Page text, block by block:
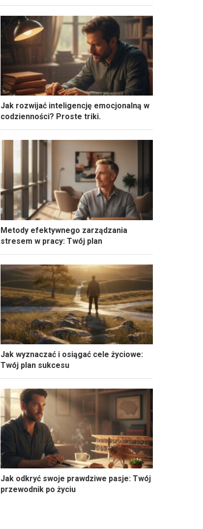
Jak rozwijać inteligencję emocjonalną w
codzienności? Proste triki.
Metody efektywnego zarządzania
stresem w pracy: Twój plan
Jak wyznaczać i osiągać cele życiowe:
Twój plan sukcesu
Jak odkryć swoje prawdziwe pasje: Twój
przewodnik po życiu